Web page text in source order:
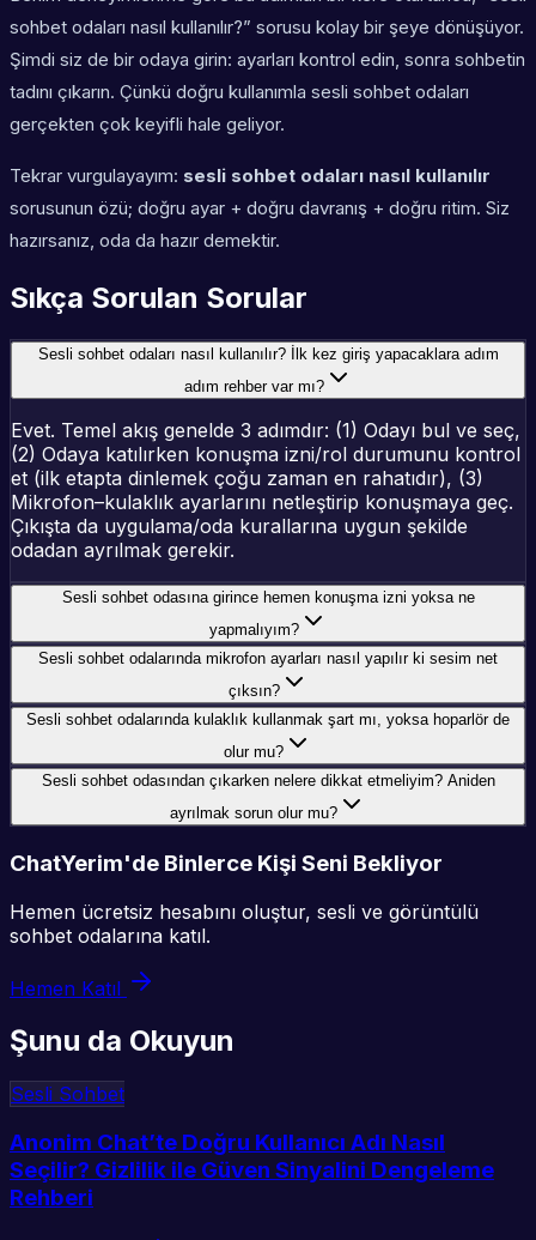
sohbet odaları nasıl kullanılır?” sorusu kolay bir şeye dönüşüyor.
Şimdi siz de bir odaya girin: ayarları kontrol edin, sonra sohbetin
tadını çıkarın. Çünkü doğru kullanımla sesli sohbet odaları
gerçekten çok keyifli hale geliyor.
Tekrar vurgulayayım: sesli sohbet odaları nasıl kullanılır
sorusunun özü; doğru ayar + doğru davranış + doğru ritim. Siz
hazırsanız, oda da hazır demektir.
Sıkça Sorulan Sorular
Sesli sohbet odaları nasıl kullanılır? İlk kez giriş yapacaklara adım
adım rehber var mı?
Evet. Temel akış genelde 3 adımdır: (1) Odayı bul ve seç,
(2) Odaya katılırken konuşma izni/rol durumunu kontrol
et (ilk etapta dinlemek çoğu zaman en rahatıdır), (3)
Mikrofon–kulaklık ayarlarını netleştirip konuşmaya geç.
Çıkışta da uygulama/oda kurallarına uygun şekilde
odadan ayrılmak gerekir.
Sesli sohbet odasına girince hemen konuşma izni yoksa ne
yapmalıyım?
Sesli sohbet odalarında mikrofon ayarları nasıl yapılır ki sesim net
çıksın?
Sesli sohbet odalarında kulaklık kullanmak şart mı, yoksa hoparlör de
olur mu?
Sesli sohbet odasından çıkarken nelere dikkat etmeliyim? Aniden
ayrılmak sorun olur mu?
ChatYerim'de Binlerce Kişi Seni Bekliyor
Hemen ücretsiz hesabını oluştur, sesli ve görüntülü
sohbet odalarına katıl.
Hemen Katıl
Şunu da Okuyun
Sesli Sohbet
Anonim Chat’te Doğru Kullanıcı Adı Nasıl
Seçilir? Gizlilik ile Güven Sinyalini Dengeleme
Rehberi